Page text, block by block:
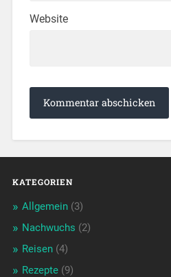
Website
KATEGORIEN
Allgemein(3)
Nachwuchs (2)
Reisen(4)
Rezepte(9)